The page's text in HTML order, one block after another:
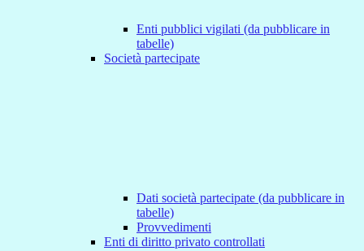
Enti pubblici vigilati (da pubblicare in
tabelle)
Società partecipate
Dati società partecipate (da pubblicare in
tabelle)
Provvedimenti
Enti di diritto privato controllati